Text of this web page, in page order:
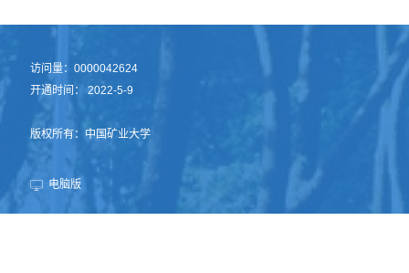
访问量：0000042624
开通时间：2022-5-9
版权所有：中国矿业大学
电脑版